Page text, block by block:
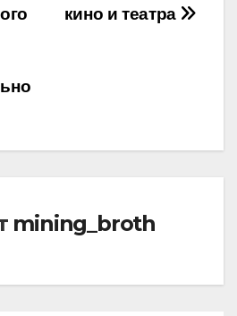
кино и театра
mining_broth